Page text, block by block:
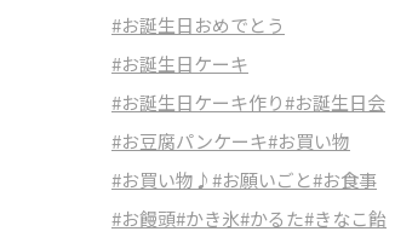
#お誕生日おめでとう
#お誕生日ケーキ
#お誕生日ケーキ作り#お誕生日会
#お豆腐パンケーキ#お買い物
#お買い物♪#お願いごと#お食事
#お饅頭#かき氷#かるた#きなこ飴